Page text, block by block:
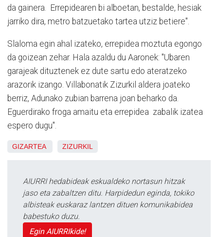
da gainera. Errepidearen bi alboetan, bestalde, hesiak
jarriko dira, metro batzuetako tartea utziz betiere".
Slaloma egin ahal izateko, errepidea moztuta egongo
da goizean zehar. Hala azaldu du Aaronek: "Ubaren
garajeak dituztenek ez dute sartu edo ateratzeko
arazorik izango. Villabonatik Zizurkil aldera joateko
berriz, Adunako zubian barrena joan beharko da.
Eguerdirako froga amaitu eta errepidea zabalik izatea
espero dugu".
GIZARTEA ZIZURKIL
AIURRI hedabideak eskualdeko nortasun hitzak
jaso eta zabaltzen ditu. Harpidedun eginda, tokiko
albisteak euskaraz lantzen dituen komunikabidea
babestuko duzu.
Egin AIURRIkide!